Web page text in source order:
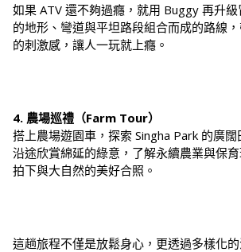
如果 ATV 還不夠過癮，就用 Buggy 再升
的地形、彎道與平坦路段組合而成的路線
的刺激感，讓人一玩就上癮。
4. 農場巡禮（Farm Tour）
搭上農場遊園車，探索 Singha Park 的廣闊
沿途欣賞綿延的綠意，了解永續農業與保
拍下與大自然的美好合照。
這趟旅程不僅是放鬆身心，更透過多樣化的